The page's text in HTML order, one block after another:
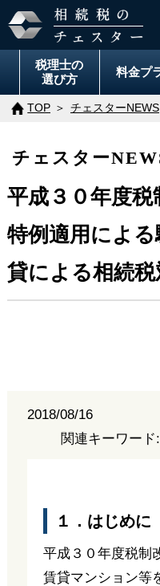
税理士の
選び方
料金プ
TOP チェスターNEWS
チェスター
平成３０年度
特例適用によ
貸による相続
2018/08/16
関連キーワー
１．はじめに
平成３０年度税制
賃貸マンション等